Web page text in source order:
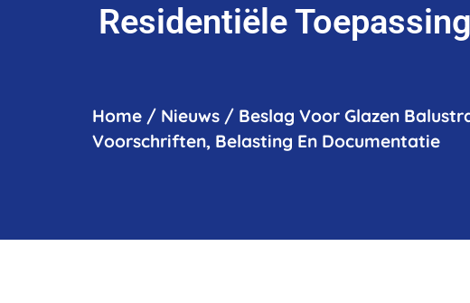
Residentiële
Home / Nieuws / Beslag Voor Glazen
Voorschriften, Belasting En Documentatie